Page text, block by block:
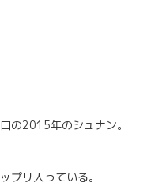
の2015年のシュナン。
プリ入っている。